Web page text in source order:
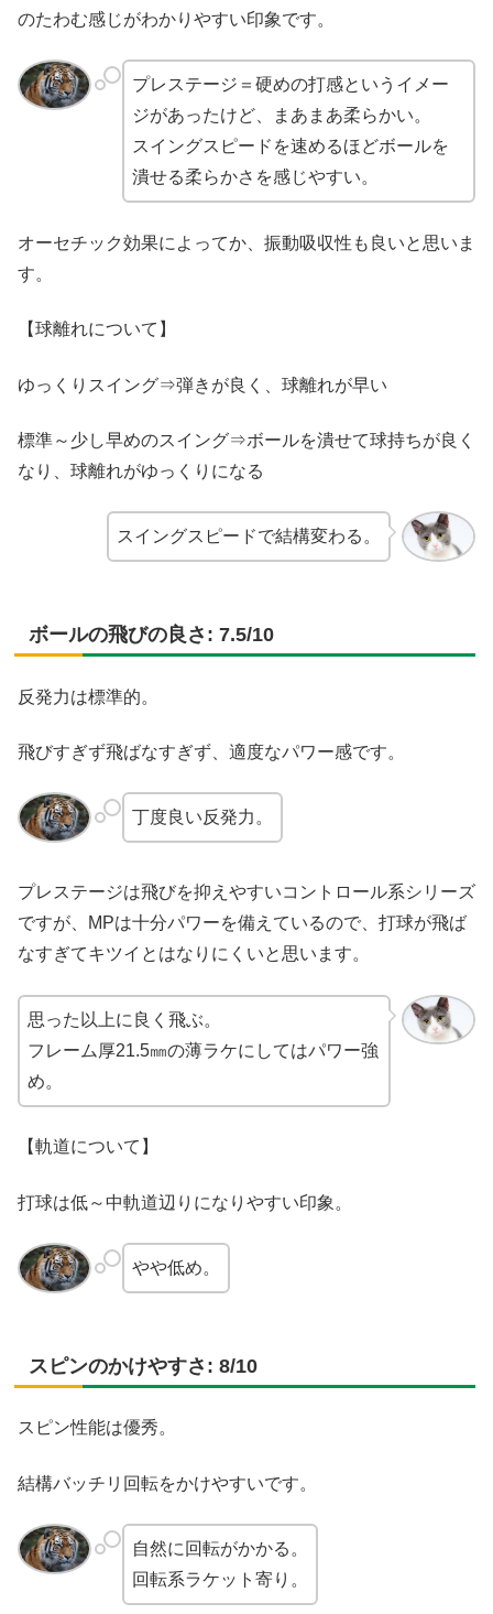
のたわむ感じがわかりやすい印象です。
プレステージ＝硬めの打感というイメー
ジがあったけど、まあまあ柔らかい。
スイングスピードを速めるほどボールを
潰せる柔らかさを感じやすい。
オーセチック効果によってか、振動吸収性も良いと思いま
す。
【球離れについて】
ゆっくりスイング⇒弾きが良く、球離れが早い
標準～少し早めのスイング⇒ボールを潰せて球持ちが良く
なり、球離れがゆっくりになる
スイングスピードで結構変わる。
ボールの飛びの良さ: 7.5/10
反発力は標準的。
飛びすぎず飛ばなすぎず、適度なパワー感です。
丁度良い反発力。
プレステージは飛びを抑えやすいコントロール系シリーズ
ですが、MPは十分パワーを備えているので、打球が飛ば
なすぎてキツイとはなりにくいと思います。
思った以上に良く飛ぶ。
フレーム厚21.5㎜の薄ラケにしてはパワー強
め。
【軌道について】
打球は低～中軌道辺りになりやすい印象。
やや低め。
スピンのかけやすさ: 8/10
スピン性能は優秀。
結構バッチリ回転をかけやすいです。
自然に回転がかかる。
回転系ラケット寄り。